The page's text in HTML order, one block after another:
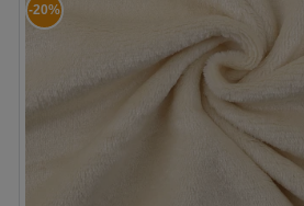
-20%